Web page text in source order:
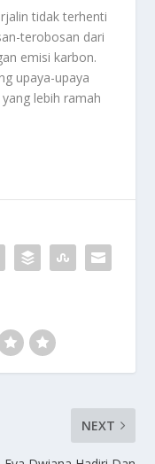
tidak terhenti
terobosan dari
emisi karbon.
upaya-upaya
lebih ramah
NEXT